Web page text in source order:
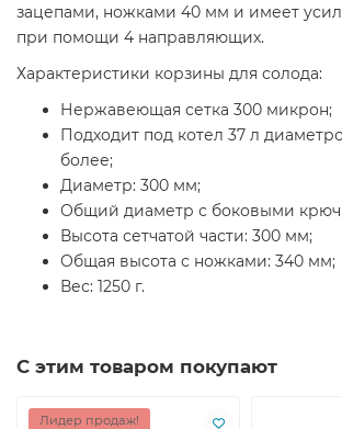
зацепами, ножками 40 мм и имеет
при помощи 4 направляющих.
Характеристики корзины для солода:
Нержавеющая сетка 300 микрон;
Подходит под котел 37 л
более;
Диаметр: 300 мм;
Общий диаметр с боковыми
Высота сетчатой части: 300 мм;
Общая высота с ножками: 340 мм;
Вес: 1250 г.
С этим товаром покупают
Лидер продаж!